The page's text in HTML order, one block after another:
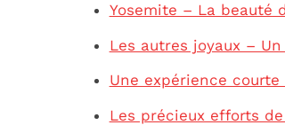
Yosemite – La beauté
Les autres joyaux –
Une expérience
Les précieux efforts